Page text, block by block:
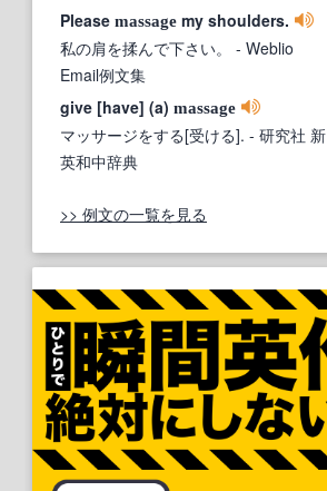
Please massage my shoulders.
私の肩を揉んで下さい。
- Weblio
Email例文集
give [have] (a) massage
マッサージをする[受ける]. - 研究社 新
英和中辞典
>> 例文の一覧を見る